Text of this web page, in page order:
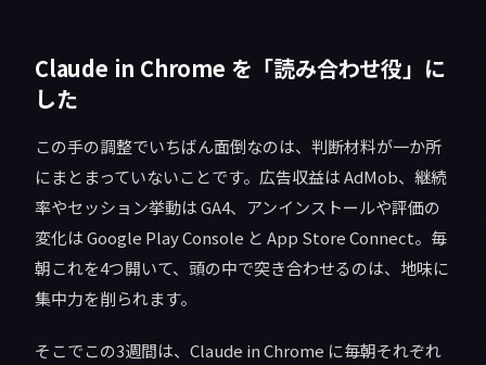
Claude in Chrome を「読み合わせ役」に
した
この手の調整でいちばん面倒なのは、判断材料が一か所
にまとまっていないことです。広告収益は AdMob、継続
率やセッション挙動は GA4、アンインストールや評価の
変化は Google Play Console と App Store Connect。毎
朝これを4つ開いて、頭の中で突き合わせるのは、地味に
集中力を削られます。
そこでこの3週間は、Claude in Chrome に毎朝それぞれ